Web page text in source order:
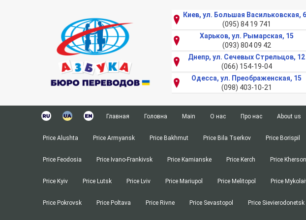
Киев, ул. Большая Васильковская,
(095) 84 19 741
Харьков, ул. Рымарская, 15
(093) 804 09 42
Днепр, ул. Сечевых Стрельцов, 12
(066) 154-19-04
Одесса, ул. Преображенская, 15
(098) 403-10-21
содержимому
Главная Головна Main О нас Про нас About us
Апостиль Верстка текста
Перевод
Перевод аккредитованного переводчика Перевод
Апостиль
Медичний переклад
Apostille
Medical Translation
Киев
Днепр
Київ
Дніпро
Price Alushta Price Armyansk Price Bakhmut Price Bila Tserkov Price Borispil
Price Feodosia Price Ivano-Frankivsk Price Kamianske Price Kerch Price Kherson
Price Kyiv Price Lutsk Price Lviv Price Mariupol Price Melitopol Price
Price Pokrovsk Price Poltava Price Rivne Price Sevastopol Price Sievierodonetsk